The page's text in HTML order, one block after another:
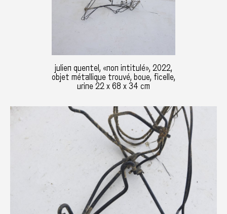
julien quentel, «non intitulé», 2022,
objet métallique trouvé, boue, ficelle,
urine 22 x 68 x 34 cm